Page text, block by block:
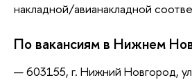
накладной/авианакладной
По вакансиям в Нижнем
603155, г. Нижний Новгород,